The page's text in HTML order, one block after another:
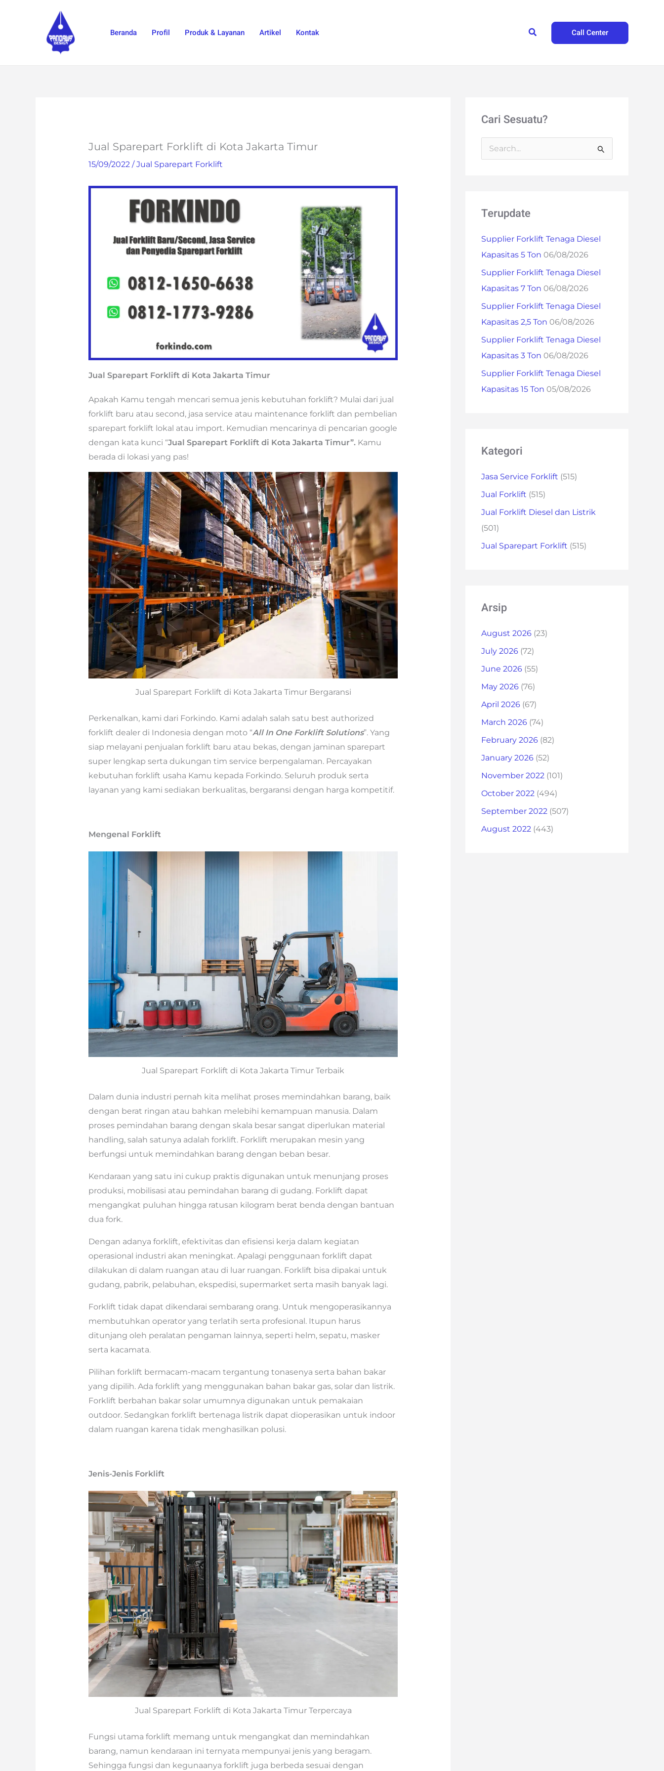
Beranda Profil Produk & Layanan Artikel Kontak Search Call Center
Jual Sparepart Forklift di Kota Jakarta Timur
15/09/2022 /Jual Sparepart Forklift
Jual Sparepart Forklift di Kota Jakarta Timur
Apakah Kamu tengah mencari semua jenis kebutuhan forklift? Mulai dari jual
forklift baru atau second, jasa service atau maintenance forklift dan pembelian
sparepart forklift lokal atau import. Kemudian mencarinya di pencarian google
dengan kata kunci “Jual Sparepart Forklift di Kota Jakarta Timur”. Kamu
berada di lokasi yang pas!
Jual Sparepart Forklift di Kota Jakarta Timur Bergaransi
Perkenalkan, kami dari Forkindo. Kami adalah salah satu best authorized
forklift dealer di Indonesia dengan moto “All In One Forklift Solutions”. Yang
siap melayani penjualan forklift baru atau bekas, dengan jaminan sparepart
super lengkap serta dukungan tim service berpengalaman. Percayakan
kebutuhan forklift usaha Kamu kepada Forkindo. Seluruh produk serta
layanan yang kami sediakan berkualitas, bergaransi dengan harga kompetitif.
Mengenal Forklift
Jual Sparepart Forklift di Kota Jakarta Timur Terbaik
Dalam dunia industri pernah kita melihat proses memindahkan barang, baik
dengan berat ringan atau bahkan melebihi kemampuan manusia. Dalam
proses pemindahan barang dengan skala besar sangat diperlukan material
handling, salah satunya adalah forklift. Forklift merupakan mesin yang
berfungsi untuk memindahkan barang dengan beban besar.
Kendaraan yang satu ini cukup praktis digunakan untuk menunjang proses
produksi, mobilisasi atau pemindahan barang di gudang. Forklift dapat
mengangkat puluhan hingga ratusan kilogram berat benda dengan bantuan
dua fork.
Dengan adanya forklift, efektivitas dan efisiensi kerja dalam kegiatan
operasional industri akan meningkat. Apalagi penggunaan forklift dapat
dilakukan di dalam ruangan atau di luar ruangan. Forklift bisa dipakai untuk
gudang, pabrik, pelabuhan, ekspedisi, supermarket serta masih banyak lagi.
Forklift tidak dapat dikendarai sembarang orang. Untuk mengoperasikannya
membutuhkan operator yang terlatih serta profesional. Itupun harus
ditunjang oleh peralatan pengaman lainnya, seperti helm, sepatu, masker
serta kacamata.
Pilihan forklift bermacam-macam tergantung tonasenya serta bahan bakar
yang dipilih. Ada forklift yang menggunakan bahan bakar gas, solar dan listrik.
Forklift berbahan bakar solar umumnya digunakan untuk pemakaian
outdoor. Sedangkan forklift bertenaga listrik dapat dioperasikan untuk indoor
dalam ruangan karena tidak menghasilkan polusi.
Jenis-Jenis Forklift
Jual Sparepart Forklift di Kota Jakarta Timur Terpercaya
Fungsi utama forklift memang untuk mengangkat dan memindahkan
barang, namun kendaraan ini ternyata mempunyai jenis yang beragam.
Sehingga fungsi dan kegunaanya forklift juga berbeda sesuai dengan
Cari Sesuatu?
r
:
Terupdate
Supplier Forklift Tenaga Diesel
Kapasitas 5 Ton 06/08/2026
Supplier Forklift Tenaga Diesel
Kapasitas 7 Ton 06/08/2026
Supplier Forklift Tenaga Diesel
Kapasitas 2,5 Ton 06/08/2026
Supplier Forklift Tenaga Diesel
Kapasitas 3 Ton 06/08/2026
Supplier Forklift Tenaga Diesel
Kapasitas 15 Ton 05/08/2026
Kategori
Jasa Service Forklift (515)
Jual Forklift (515)
Jual Forklift Diesel dan Listrik
(501)
Jual Sparepart Forklift (515)
Arsip
August 2026 (23)
July 2026 (72)
June 2026 (55)
May 2026 (76)
April 2026 (67)
March 2026 (74)
February 2026 (82)
January 2026 (52)
November 2022 (101)
October 2022 (494)
September 2022 (507)
August 2022 (443)